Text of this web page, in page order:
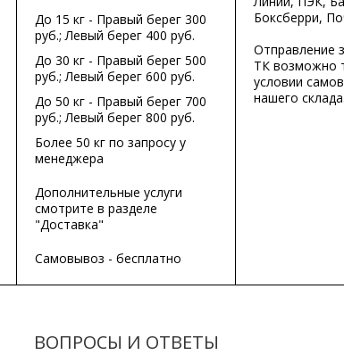
До 15 кг - Правый берег 300
руб.; Левый берег 400 руб.
До 30 кг - Правый берег 500
руб.; Левый берег 600 руб.
До 50 кг - Правый берег 700
руб.; Левый берег 800 руб.
Более 50 кг по запросу у
менеджера
Дополнительные услуги
смотрите в разделе
"Доставка"
Самовывоз - бесплатно
Боксберри,
Отправление
ТК возможно
условии
нашего склада.
ВОПРОСЫ И ОТВЕТЫ